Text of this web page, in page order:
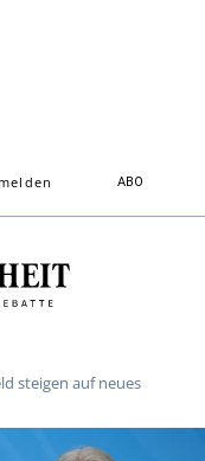
ABO
steigen auf neues